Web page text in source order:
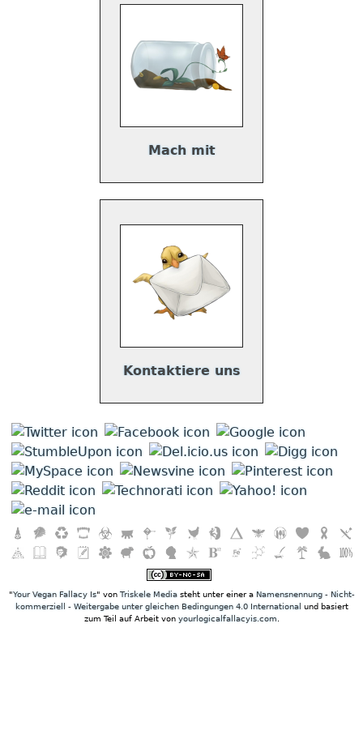
Mach mit
Kontaktiere uns
"Your Vegan Fallacy Is" von Triskele Mediasteht unter einer a Namensnennung - Nicht-
kommerziell - Weitergabe unter gleichen Bedingungen 4.0 International und basiert
zum Teil auf Arbeit von yourlogicalfallacyis.com